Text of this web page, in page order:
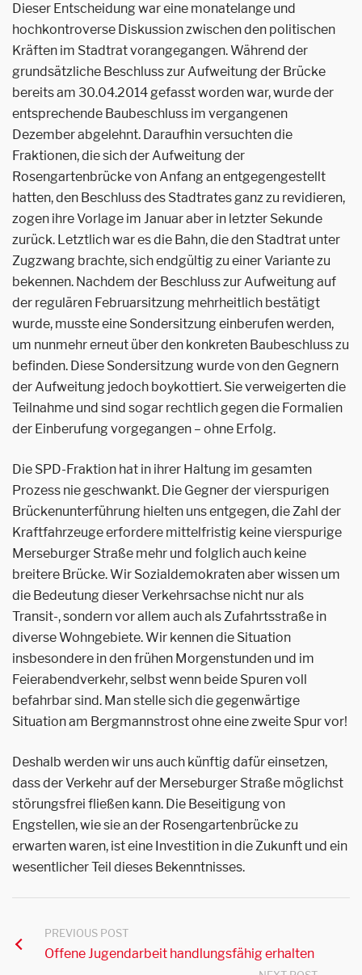
Dieser Entscheidung war eine monatelange und
hochkontroverse Diskussion zwischen den politischen
Kräften im Stadtrat vorangegangen. Während der
grundsätzliche Beschluss zur Aufweitung der Brücke
bereits am 30.04.2014 gefasst worden war, wurde der
entsprechende Baubeschluss im vergangenen
Dezember abgelehnt. Daraufhin versuchten die
Fraktionen, die sich der Aufweitung der
Rosengartenbrücke von Anfang an entgegengestellt
hatten, den Beschluss des Stadtrates ganz zu revidieren,
zogen ihre Vorlage im Januar aber in letzter Sekunde
zurück. Letztlich war es die Bahn, die den Stadtrat unter
Zugzwang brachte, sich endgültig zu einer Variante zu
bekennen. Nachdem der Beschluss zur Aufweitung auf
der regulären Februarsitzung mehrheitlich bestätigt
wurde, musste eine Sondersitzung einberufen werden,
um nunmehr erneut über den konkreten Baubeschluss zu
befinden. Diese Sondersitzung wurde von den Gegnern
der Aufweitung jedoch boykottiert. Sie verweigerten die
Teilnahme und sind sogar rechtlich gegen die Formalien
der Einberufung vorgegangen – ohne Erfolg.
Die SPD-Fraktion hat in ihrer Haltung im gesamten
Prozess nie geschwankt. Die Gegner der vierspurigen
Brückenunterführung hielten uns entgegen, die Zahl der
Kraftfahrzeuge erfordere mittelfristig keine vierspurige
Merseburger Straße mehr und folglich auch keine
breitere Brücke. Wir Sozialdemokraten aber wissen um
die Bedeutung dieser Verkehrsachse nicht nur als
Transit-, sondern vor allem auch als Zufahrtsstraße in
diverse Wohngebiete. Wir kennen die Situation
insbesondere in den frühen Morgenstunden und im
Feierabendverkehr, selbst wenn beide Spuren voll
befahrbar sind. Man stelle sich die gegenwärtige
Situation am Bergmannstrost ohne eine zweite Spur vor!
Deshalb werden wir uns auch künftig dafür einsetzen,
dass der Verkehr auf der Merseburger Straße möglichst
störungsfrei fließen kann. Die Beseitigung von
Engstellen, wie sie an der Rosengartenbrücke zu
erwarten waren, ist eine Investition in die Zukunft und ein
wesentlicher Teil dieses Bekenntnisses.
PREVIOUS POST
Offene Jugendarbeit handlungsfähig erhalten